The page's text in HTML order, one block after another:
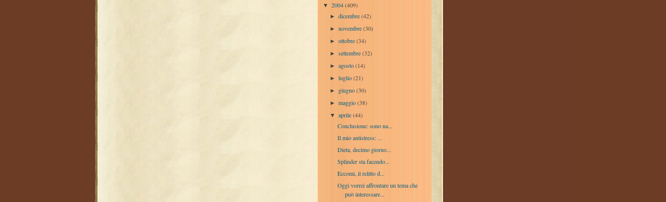
▼ 2004(409)
►dicembre(42)
►novembre(30)
►ottobre(34)
►settembre(32)
►agosto(14)
►luglio(21)
► giugno(30)
►maggio(38)
▼aprile(44)
Conclusione: sono na...
Il mio antistress: ...
Dieta, decimo giorno...
Splinder sta facendo...
Eccomi, il relitto d...
Oggi vorrei affrontare un tema che
può interessare...